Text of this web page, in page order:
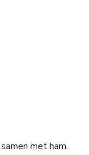
met ham.